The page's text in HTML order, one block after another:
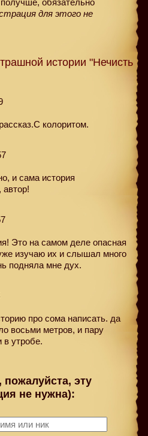
для этого не
истории "Нечисть
колоритом.
и сама история
Это на самом делe опасная
изучаю их и слышал много
подняла мне дух.
про сома написать. да
восьми метров, и пару
в утробе.
эту
не нужна):